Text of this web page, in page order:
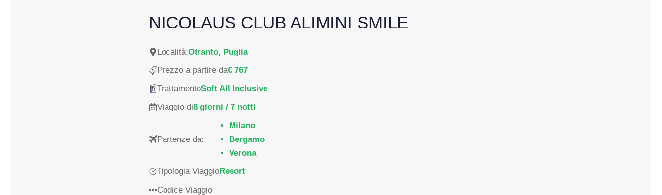
NICOLAUS CLUB ALIMINI SMILE
Località:Otranto, Puglia
Prezzo a partire da€ 767
TrattamentoSoft All Inclusive
Viaggio di8 giorni / 7 notti
Partenze da:
Milano
Bergamo
Verona
Tipologia ViaggioResort
Codice Viaggio